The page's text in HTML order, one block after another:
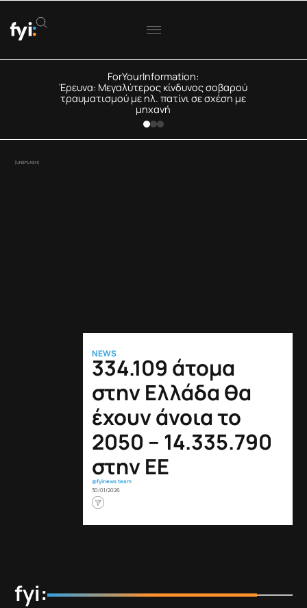
ForYourInformation:
Έρευνα: Μεγαλύτερος κίνδυνος σοβαρού
τραυματισμού με ηλ. πατίνι σε σχέση με
μηχανή
(UNSPLASH)
NEWS
334.109 άτομα
στην Ελλάδα θα
έχουν άνοια το
2050 – 14.335.790
στην ΕΕ
@fyinews team
30/01/2026
fyi: